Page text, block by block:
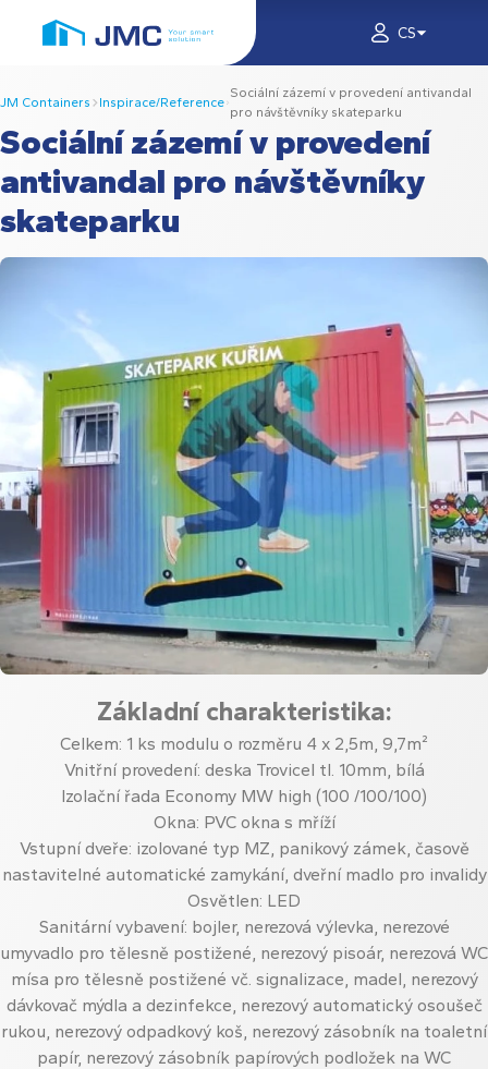
CS
Sociální zázemí v provedení
antivandal pro návštěvníky
skateparku
JM Containers Inspirace/Reference
Sociální zázemí v provedení antivandal
pro návštěvníky skateparku
Základní charakteristika:
Celkem: 1 ks modulu o rozměru 4 x 2,5m, 9,7m²
Vnitřní provedení: deska Trovicel tl. 10mm, bílá
Izolační řada Economy MW high (100 /100/100)
Okna: PVC okna s mříží
Vstupní dveře: izolované typ MZ, panikový zámek, časově
nastavitelné automatické zamykání, dveřní madlo pro invalidy
Osvětlen: LED
Sanitární vybavení: bojler, nerezová výlevka, nerezové
umyvadlo pro tělesně postižené, nerezový pisoár, nerezová WC
mísa pro tělesně postižené vč. signalizace, madel, nerezový
dávkovač mýdla a dezinfekce, nerezový automatický osoušeč
rukou, nerezový odpadkový koš, nerezový zásobník na toaletní
papír, nerezový zásobník papírových podložek na WC